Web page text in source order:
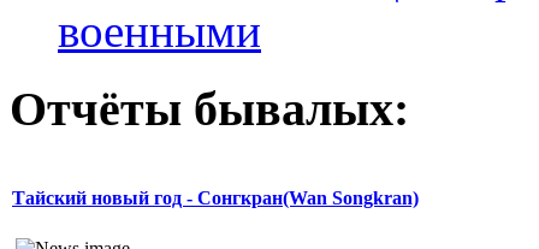
военными
Отчёты бывалых:
Тайский новый год - Сонгкран(Wan Songkran)